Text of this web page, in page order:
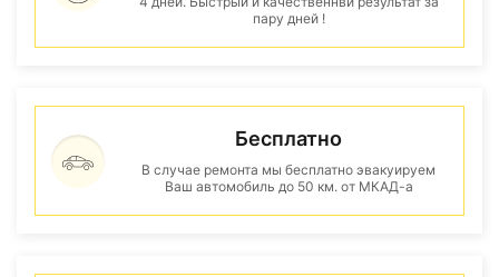
пару дней !
Бесплатно
В случае ремонта мы бесплатно эвакуируем
Ваш автомобиль до 50 км. от МКАД-а